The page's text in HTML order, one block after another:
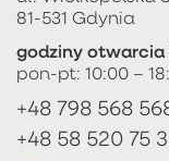
81-531 Gdynia
godziny otwarcia
pon-pt: 10:00 –
+48 798 568
+48 58 520 75